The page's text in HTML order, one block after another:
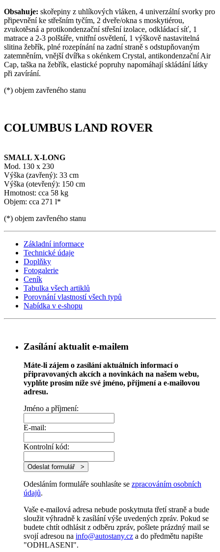
Obsahuje: skořepiny z uhlíkových vláken, 4 univerzální svorky pro
připevnění ke střešním tyčím, 2 dveře/okna s moskytiérou,
zvukotěsná a protikondenzační střešní izolace, odkládací síť, 1
matrace a 2-3 polštáře, vnitřní osvětlení, 1 výškově nastavitelná
slitina žebřík, plné rozepínání na zadní straně s odstupňovaným
zatemněním, vnější dvířka s okénkem Crystal, antikondenzační Air
Cap, taška na žebřík, elastické popruhy napomáhají skládání látky
při zavírání.
(*) objem zavřeného stanu
COLUMBUS LAND ROVER
SMALL X-LONG
Mod. 130 x 230
Výška (zavřený): 33 cm
Výška (otevřený): 150 cm
Hmotnost: cca 58 kg
Objem: cca 271 l*
(*) objem zavřeného stanu
Základní informace
Technické údaje
Doplňky
Fotogalerie
Ceník
Tabulka všech artiklů
Porovnání vlastností všech typů
Nabídka v e-shopu
Zasílání aktualit e-mailem
Máte-li zájem o zasílání aktuálních informací o
připravovaných akcích a novinkách na našem webu,
vyplňte prosím níže své jméno, příjmení a e-mailovou
adresu.
Jméno a příjmení:
E-mail:
Kontrolní kód:
Odesláním formuláře souhlasíte se zpracováním osobních
údajů.
Vaše e-mailová adresa nebude poskytnuta třetí straně a bude
sloužit výhradně k zasílání výše uvedených zpráv. Pokud se
budete chtít odhlásit z odběru zpráv, pošlete prázdný mail se
svojí adresou na info@autostany.cz a do předmětu napište
"ODHLASENI".